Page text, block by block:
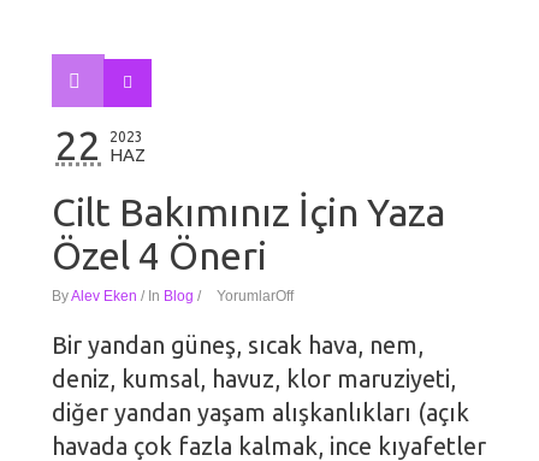
22 2023
HAZ
Cilt Bakımınız İçin Yaza
Özel 4 Öneri
ByAlev Eken / In Blog / YorumlarOff
Bir yandan güneş, sıcak hava, nem,
deniz, kumsal, havuz, klor maruziyeti,
diğer yandan yaşam alışkanlıkları (açık
havada çok fazla kalmak, ince kıyafetler